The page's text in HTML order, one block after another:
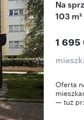
Na sprzedaż przestronne 4-pokojowe mieszkanie
103
1 695
Oferta
— tuż